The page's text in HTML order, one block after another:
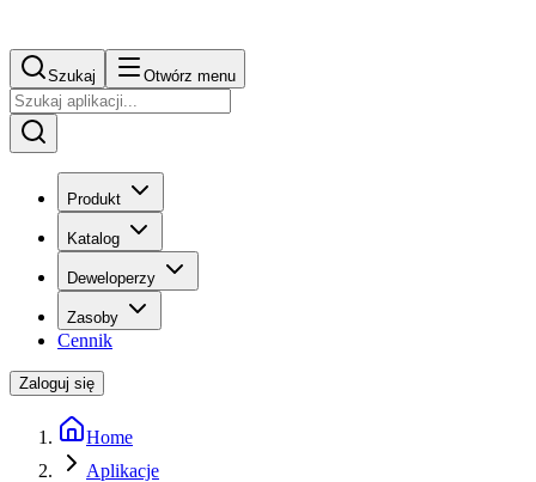
Szukaj Otwórz menu
Produkt
Katalog
Deweloperzy
Zasoby
Cennik
Zaloguj się
Home
Aplikacje